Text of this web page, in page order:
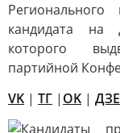
Регионального
кандидата на
которого
партийной
VK | ТГ | OK |